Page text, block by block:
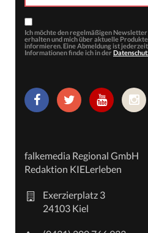
Ich möchte den regelmäßigen
erhalten und mich über aktuelle
informieren. Eine Abmeldung ist
Informationen finde ich in der
falkemedia Regional GmbH
Redaktion KIELerleben
Exerzierplatz 3
24103 Kiel